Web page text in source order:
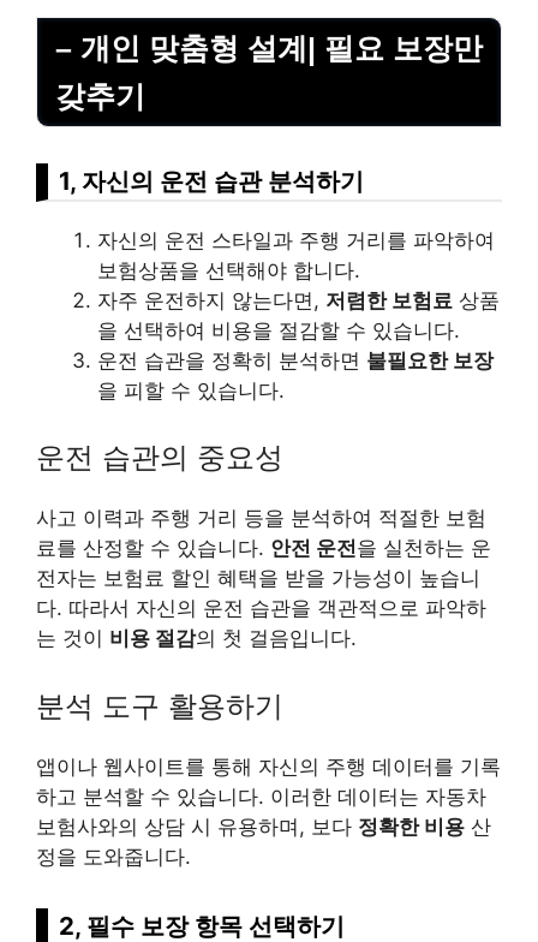
– 개인 맞춤형 설계| 필요 보장만
갖추기
1, 자신의 운전 습관 분석하기
자신의 운전 스타일과 주행 거리를 파악하여
보험상품을 선택해야 합니다.
자주 운전하지 않는다면, 저렴한 보험료 상품
을 선택하여 비용을 절감할 수 있습니다.
운전 습관을 정확히 분석하면 불필요한 보장
을 피할 수 있습니다.
운전 습관의 중요성
사고 이력과 주행 거리 등을 분석하여 적절한 보험
료를 산정할 수 있습니다. 안전 운전을 실천하는 운
전자는 보험료 할인 혜택을 받을 가능성이 높습니
다. 따라서 자신의 운전 습관을 객관적으로 파악하
는 것이 비용 절감의 첫 걸음입니다.
분석 도구 활용하기
앱이나 웹사이트를 통해 자신의 주행 데이터를 기록
하고 분석할 수 있습니다. 이러한 데이터는 자동차
보험사와의 상담 시 유용하며, 보다 정확한 비용 산
정을 도와줍니다.
2, 필수 보장 항목 선택하기